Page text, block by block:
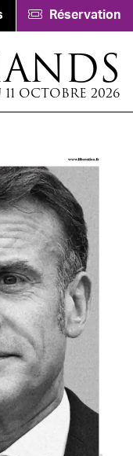
Réservation
OCTOBRE 2026